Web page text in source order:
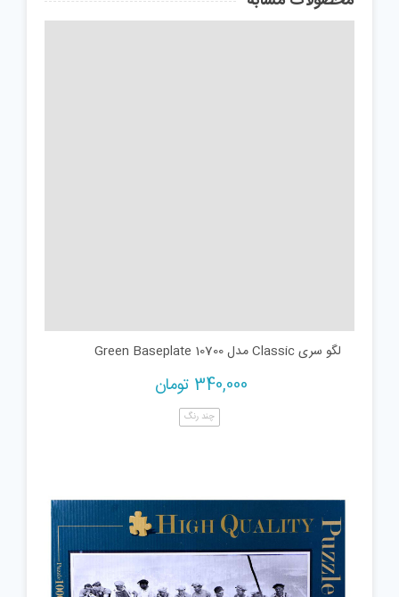
لگو سری Classic مدل Green Baseplate 10700
340,000 تومان
چند رنگ